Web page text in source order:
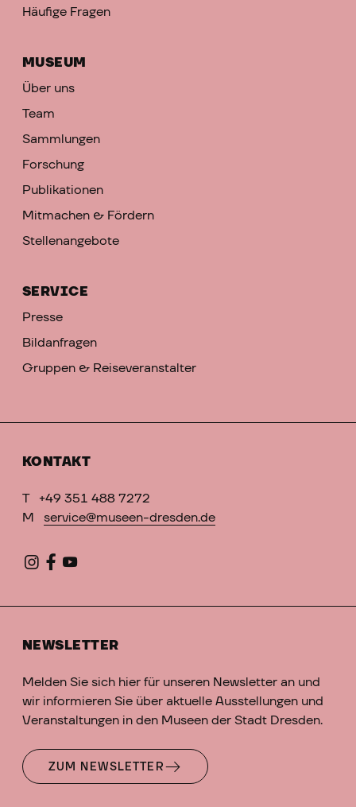
Häufige Fragen
MUSEUM
Über uns
Team
Sammlungen
Forschung
Publikationen
Mitmachen & Fördern
Stellenangebote
SERVICE
Presse
Bildanfragen
Gruppen & Reiseveranstalter
KONTAKT
T
+49 351 488 7272
M
service@museen-dresden.de
NEWSLETTER
Melden Sie sich hier für unseren Newsletter an und
wir informieren Sie über aktuelle Ausstellungen und
Veranstaltungen in den Museen der Stadt Dresden.
ZUM NEWSLETTER